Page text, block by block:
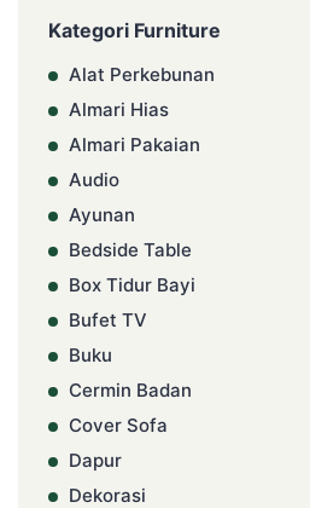
Kategori Furniture
Alat Perkebunan
Almari Hias
Almari Pakaian
Audio
Ayunan
Bedside Table
Box Tidur Bayi
Bufet TV
Buku
Cermin Badan
Cover Sofa
Dapur
Dekorasi